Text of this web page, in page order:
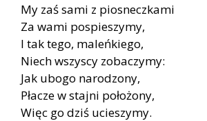
My zaś sami z piosneczkami
Za wami pospieszymy,
I tak tego, maleńkiego,
Niech wszyscy zobaczymy:
Jak ubogo narodzony,
Płacze w stajni położony,
Więc go dziś ucieszymy.